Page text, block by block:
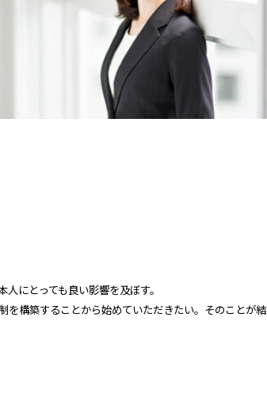
にとっても良い影響を及ぼす。
を構築することから始めていただきたい。そのことが結